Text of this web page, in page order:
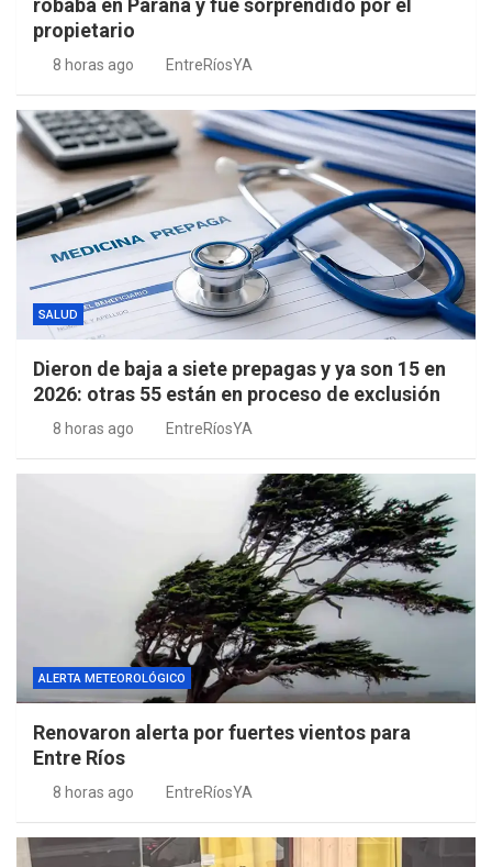
robaba en Paraná y fue sorprendido por el
propietario
8 horas ago EntreRíosYA
SALUD
Dieron de baja a siete prepagas y ya son 15 en
2026: otras 55 están en proceso de exclusión
8 horas ago EntreRíosYA
ALERTA METEOROLÓGICO
Renovaron alerta por fuertes vientos para
Entre Ríos
8 horas ago EntreRíosYA